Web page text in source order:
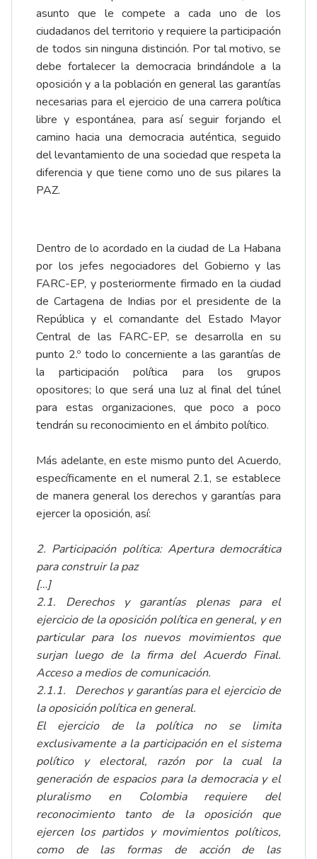
asunto que le compete a cada uno de los
ciudadanos del territorio y requiere la participación
de todos sin ninguna distinción. Por tal motivo, se
debe fortalecer la democracia brindándole a la
oposición y a la población en general las garantías
necesarias para el ejercicio de una carrera política
libre y espontánea, para así seguir forjando el
camino hacia una democracia auténtica, seguido
del levantamiento de una sociedad que respeta la
diferencia y que tiene como uno de sus pilares la
PAZ.
Dentro de lo acordado en la ciudad de La Habana
por los jefes negociadores del Gobierno y las
FARC-EP, y posteriormente firmado en la ciudad
de Cartagena de Indias por el presidente de la
República y el comandante del Estado Mayor
Central de las FARC-EP, se desarrolla en su
punto 2.º todo lo concerniente a las garantías de
la participación política para los grupos
opositores; lo que será una luz al final del túnel
para estas organizaciones, que poco a poco
tendrán su reconocimiento en el ámbito político.
Más adelante, en este mismo punto del Acuerdo,
específicamente en el numeral 2.1, se establece
de manera general los derechos y garantías para
ejercer la oposición, así:
2. Participación política: Apertura democrática
para construir la paz
[…]
2.1. Derechos y garantías plenas para el
ejercicio de la oposición política en general, y en
particular para los nuevos movimientos que
surjan luego de la firma del Acuerdo Final.
Acceso a medios de comunicación.
2.1.1.
Derechos y garantías para el ejercicio de
la oposición política en general.
El ejercicio de la política no se limita
exclusivamente a la participación en el sistema
político y electoral, razón por la cual la
generación de espacios para la democracia y el
pluralismo en Colombia requiere del
reconocimiento tanto de la oposición que
ejercen los partidos y movimientos políticos,
como de las formas de acción de las